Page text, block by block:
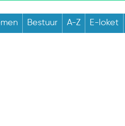
Bestuur A-Z E-loket